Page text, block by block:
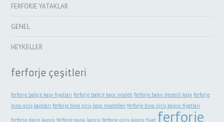
FERFORJE YATAKLAR
GENEL
HEYKELLER
ferforje çeşitleri
ferforje bahçe kapı fiyatları ferforje bahçe kapı modeli ferforje bakır desenli kapı ferforje
bina giriş kapıları ferforje bina giriş kapı modelleri ferforje bina giriş kapısı fiyatları
ferforje daire kapısı ferforje garaj kapısı ferforje giriş kapısı fiyat ferforje